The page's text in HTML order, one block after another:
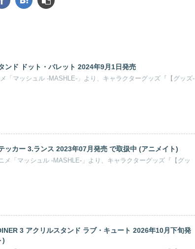
ンド ドット・バレット 2024年9月1日発売
「マッシュル -MASHLE-」より、キャラクターグッズ『【グッズ-
ッカー 3.ランス 2023年07月発売 で取扱中 (アニメイト)
メ「マッシュル -MASHLE-」より、キャラクターグッズ『【グッ
3 アクリルスタンド ラブ・キュート 2026年10月下旬発
)